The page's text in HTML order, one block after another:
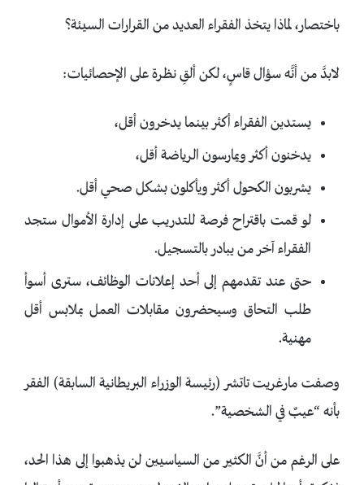
باختصار، لماذا يتخذ الفقراء العديد من القرارات السيئة؟
لابدَّ من أنَّه سؤال قاسٍ، لكن ألقِ نظرة على الإحصائيات:
يستدين الفقراء أكثر بينما يدخرون أقل،
يدخنون أكثر ويمارسون الرياضة أقل،
يشربون الكحول أكثر ويأكلون بشكل صحي أقل.
لو قمت باقتراح فرصة للتدريب على إدارة الأموال ستجد
الفقراء آخر من يبادر بالتسجيل.
حتى عند تقدمهم إلى أحد إعلانات الوظائف، سترى أسوأ
طلب التحاق وسيحضرون مقابلات العمل بملابس أقل
مهنية.
وصفت مارغريت تاتشر (رئيسة الوزراء البريطانية السابقة) الفقر
بأنه “عيبٌ في الشخصية”.
على الرغم من أنَّ الكثير من السياسيين لن يذهبوا إلى هذا الحد،